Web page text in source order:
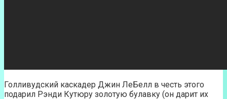
Голливудский каскадер Джин ЛеБелл в честь этого
подарил Рэнди Кутюру золотую булавку (он дарит их